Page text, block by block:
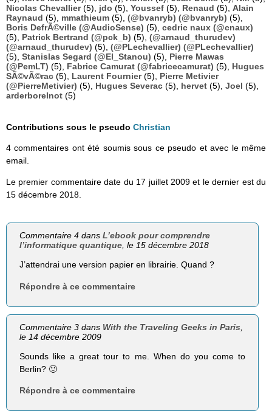
Nicolas Chevallier(5), jdo (5), Youssef (5), Renaud (5), Alain
Raynaud (5), mmathieum (5), (@bvanryb) (@bvanryb) (5),
Boris DefrÃ©ville (@AudioSense) (5), cedric naux (@cnaux)
(5), Patrick Bertrand (@pck_b) (5), (@arnaud_thurudev)
(@arnaud_thurudev) (5), (@PLechevallier) (@PLechevallier)
(5), Stanislas Segard (@El_Stanou) (5), Pierre Mawas
(@PemLT) (5), Fabrice Camurat (@fabricecamurat) (5), Hugues
SÃ©vÃ©rac (5), Laurent Fournier(5), Pierre Metivier
(@PierreMetivier) (5), Hugues Severac (5), hervet (5), Joel (5),
arderborelnot (5)
Contributions sous le pseudo Christian
4 commentaires ont été soumis sous ce pseudo et avec le même
email.
Le premier commentaire date du 17 juillet 2009 et le dernier est du
15 décembre 2018.
Commentaire 4 dansL’ebook pour comprendre
l’informatique quantique, le 15 décembre 2018
J’attendrai une version papier en librairie. Quand ?
Répondre à ce commentaire
Commentaire 3 dans With the Traveling Geeks in Paris
le 14 décembre 2009
Sounds like a great tour to me. When do you come to
Berlin? 🙂
Répondre à ce commentaire